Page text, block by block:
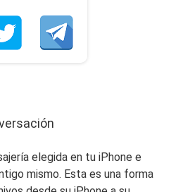
elegida en tu iPhone e
mismo. Esta es una forma